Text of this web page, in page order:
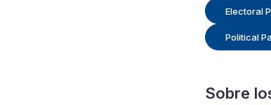
Electoral
Political
Sobre